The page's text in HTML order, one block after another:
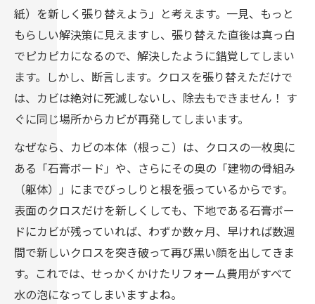
紙）を新しく張り替えよう」と考えます。一見、もっと
もらしい解決策に見えますし、張り替えた直後は真っ白
でピカピカになるので、解決したように錯覚してしまい
ます。しかし、断言します。クロスを張り替えただけで
は、カビは絶対に死滅しないし、除去もできません！ す
ぐに同じ場所からカビが再発してしまいます。
なぜなら、カビの本体（根っこ）は、クロスの一枚奥に
ある「石膏ボード」や、さらにその奥の「建物の骨組み
（躯体）」にまでびっしりと根を張っているからです。
表面のクロスだけを新しくしても、下地である石膏ボー
ドにカビが残っていれば、わずか数ヶ月、早ければ数週
間で新しいクロスを突き破って再び黒い顔を出してきま
す。これでは、せっかくかけたリフォーム費用がすべて
水の泡になってしまいますよね。